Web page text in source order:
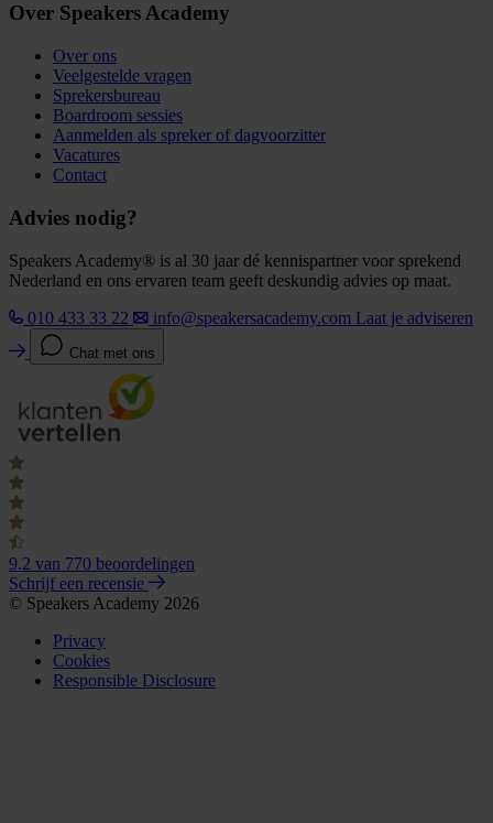
Over Speakers Academy
Over ons
Veelgestelde vragen
Sprekersbureau
Boardroom sessies
Aanmelden als spreker of dagvoorzitter
Vacatures
Contact
Advies nodig?
Speakers Academy® is al 30 jaar dé kennispartner voor sprekend
Nederland en ons ervaren team geeft deskundig advies op maat.
010 433 33 22
info@speakersacademy.com Laat je adviseren
Chat met ons
9.2 van 770 beoordelingen
Schrijf een recensie
© Speakers Academy 2026
Privacy
Cookies
Responsible Disclosure